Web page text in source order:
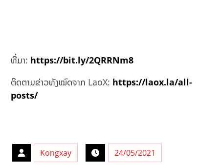
ທີ່ມາ: https://bit.ly/2QRRNm8
ຕິດຕາມຂ່າວທັງໝົດຈາກ LaoX: https://laox.la/all-
posts/
Kongxay 24/05/2021